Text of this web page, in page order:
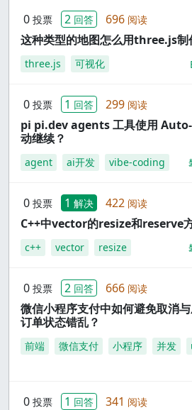
0 投票 2 回答 696 阅读
这种类型的地图怎么用three.js制
three.js 可视化
0 投票 1 回答 299 阅读
pi pi.dev agents 工具使用
动继续？
agent ai开发 vibe-coding
0 投票 1 解决 422 阅读
C++中vector的resize和reserve
c++ vector resize
0 投票 2 回答 666 阅读
微信小程序支付中如何避免取消
订单状态错乱？
前端 微信支付 小程序 并发
0 投票 1 回答 341 阅读